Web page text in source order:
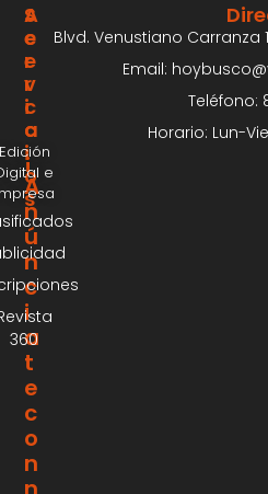
¡
A
n
ú
n
c
i
a
t
e
c
o
n
S
E
R
V
I
C
I
O
S
360
A
C
E
R
C
A
e
Blvd. Venustiano Carranza
Email:
Teléfono:
Horario: Lun-